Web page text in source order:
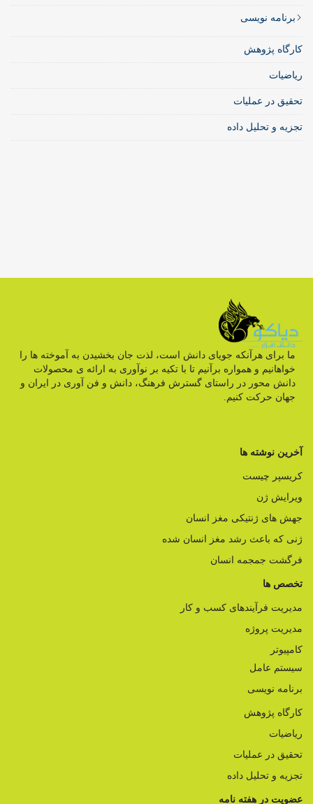
برنامه نویسی
کارگاه پژوهش
ریاضیات
تحقیق در عملیات
تجزیه و تحلیل داده
ما برای هرآنکه جویای دانش است، لذت جان بخشیدن به آموخته ها را
خواهانیم و همواره برآنیم تا با تکیه بر نوآوری به ارائه ی محصولات
دانش محور در راستای گسترش فرهنگ، دانش و فن آوری در ایران و
جهان حرکت کنیم.
آخرین نوشته ها
کریسپر چیست
ویرایش ژن
جهش های ژنتیکی مغز انسان
ژنی که باعث رشد مغز انسان شده
فرگشت جمجمه انسان
تخصص ها
مدیریت فرآیندهای کسب و کار
مدیریت پروژه
کامپیوتر
سیستم عامل
برنامه نویسی
کارگاه پژوهش
ریاضیات
تحقیق در عملیات
تجزیه و تحلیل داده
عضویت در هفته نامه